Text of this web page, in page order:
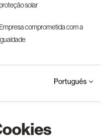
solar
comprometida com a
Português